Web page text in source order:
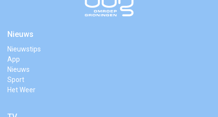
Nieuws
Nieuwstips
App
Nieuws
Sport
Het Weer